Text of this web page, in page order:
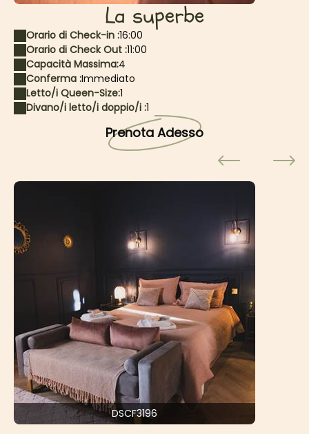
La superbe
Orario di Check-in :16:00
Orario di Check Out :11:00
Capacità Massima:4
Conferma :Immediato
Letto/i Queen-Size:1
Divano/i letto/i doppio/i :1
Prenota Adesso
DSCF3196